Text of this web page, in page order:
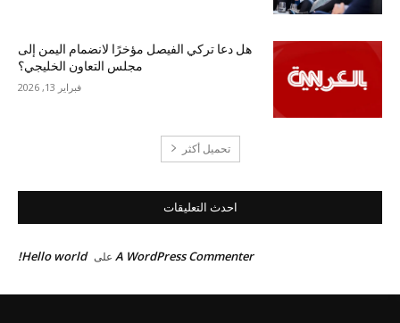
هل دعا تركي الفيصل مؤخرًا لانضمام اليمن إلى
مجلس التعاون الخليجي؟
فبراير 13, 2026
تحميل أكثر
احدث التعليقات
A WordPress Commenter على Hello world!